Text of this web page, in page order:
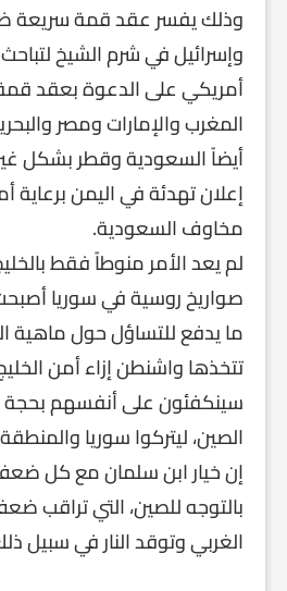
وذلك يفسر عقد قمة سريعة
وإسرائيل في شرم الشيخ
أمريكي على الدعوة بعقد
المغرب والإمارات ومصر
أيضاً السعودية وقطر بشكل
إعلان تهدئة في اليمن برعاية
مخاوف السعودية.
لم يعد الأمر منوطاً فقط
صواريخ روسية في سوريا
ما يدفع للتساؤل حول ماهية
تتخذها واشنطن إزاء أمن
سينكفئون على أنفسهم بحجة
الصين، ليتركوا سوريا
إن خيار ابن سلمان مع كل
بالتوجه للصين، التي تراقب
الغربي وتوقد النار في سبيل